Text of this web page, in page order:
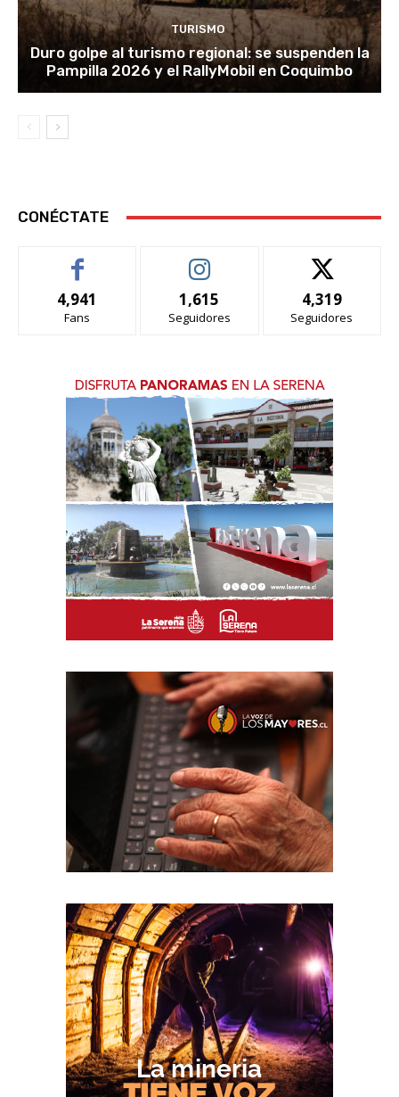
TURISMO
Duro golpe al turismo regional: se suspenden la
Pampilla 2026 y el RallyMobil en Coquimbo
CONÉCTATE
4,941
Fans
1,615
Seguidores
4,319
Seguidores